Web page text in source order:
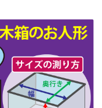
日(水)
(木)
(月)
(金)